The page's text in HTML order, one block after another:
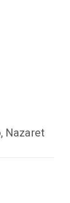
Nazaret